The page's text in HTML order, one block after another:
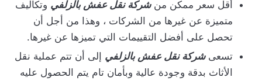
أقل سعر ممكن منشركة نقل عفش بالزلفي وتكاليف
متميزة عن غيرها من الشركات ، وهذا من أجل أن
تحصل على أفضل التقييمات التي تميزها عن غيرها.
تسعىشركة نقل عفش بالزلفي إلى أن تتم عملية نقل
الأثاث بدقة وجودة عالية وبأمان تام يتم الحصول عليه